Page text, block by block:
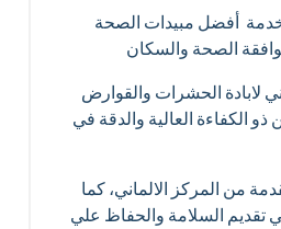
أفضل مبيدات الصحة
الصحة والسكان
لابادة الحشرات والقوارض
الكفاءة العالية والدقة في
من المركز الالماني، كما
تقديم السلامة والحفاظ علي